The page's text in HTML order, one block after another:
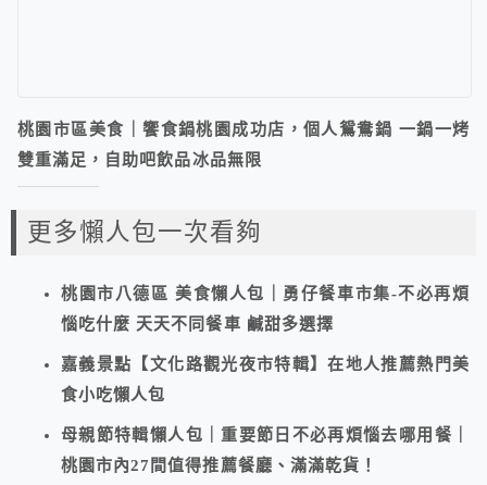
桃園市區美食｜饗食鍋桃園成功店，個人鴛鴦鍋 一鍋一烤
雙重滿足，自助吧飲品冰品無限
更多懶人包一次看夠
桃園市八德區 美食懶人包｜勇仔餐車市集-不必再煩
惱吃什麼 天天不同餐車 鹹甜多選擇
嘉義景點【文化路觀光夜市特輯】在地人推薦熱門美
食小吃懶人包
母親節特輯懶人包｜重要節日不必再煩惱去哪用餐｜
桃園市內27間值得推薦餐廳、滿滿乾貨！